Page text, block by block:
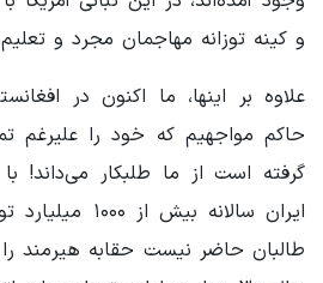
و کینه‌ توزانه مهاجمان مجرد و
علاوه بر اینها، ما اکنون در
حاکم مواجهیم که خود را علیرغم
گرفته است از ما طلبکار می‌داند!
ایران سالانه
طالبان حاضر نیست حقابه هیرمند را